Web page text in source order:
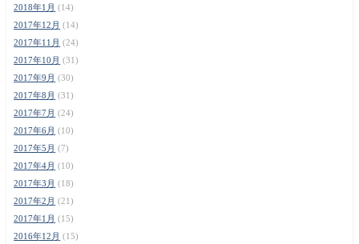
2018年1月 (14)
2017年12月 (14)
2017年11月 (24)
2017年10月 (31)
2017年9月 (30)
2017年8月 (31)
2017年7月 (24)
2017年6月 (10)
2017年5月 (7)
2017年4月 (10)
2017年3月 (18)
2017年2月 (21)
2017年1月 (15)
2016年12月 (15)